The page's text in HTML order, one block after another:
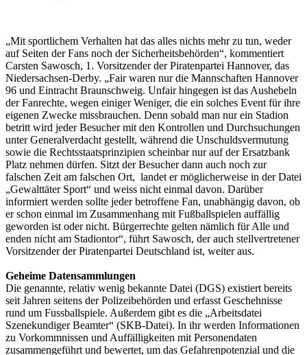
„Mit sportlichem Verhalten hat das alles nichts mehr zu tun, weder
auf Seiten der Fans noch der Sicherheitsbehörden“, kommentiert
Carsten Sawosch, 1. Vorsitzender der Piratenpartei Hannover, das
Niedersachsen-Derby. „Fair waren nur die Mannschaften Hannover
96 und Eintracht Braunschweig. Unfair hingegen ist das Aushebeln
der Fanrechte, wegen einiger Weniger, die ein solches Event für ihre
eigenen Zwecke missbrauchen. Denn sobald man nur ein Stadion
betritt wird jeder Besucher mit den Kontrollen und Durchsuchungen
unter Generalverdacht gestellt, während die Unschuldsvermutung
sowie die Rechtsstaatsprinzipien scheinbar nur auf der Ersatzbank
Platz nehmen dürfen. Sitzt der Besucher dann auch noch zur
falschen Zeit am falschen Ort, landet er möglicherweise in der Datei
„Gewalttäter Sport“ und weiss nicht einmal davon. Darüber
informiert werden sollte jeder betroffene Fan, unabhängig davon, ob
er schon einmal im Zusammenhang mit Fußballspielen auffällig
geworden ist oder nicht. Bürgerrechte gelten nämlich für Alle und
enden nicht am Stadiontor“, führt Sawosch, der auch stellvertretener
Vorsitzender der Piratenpartei Deutschland ist, weiter aus.
Geheime Datensammlungen
Die genannte, relativ wenig bekannte Datei (DGS) existiert bereits
seit Jahren seitens der Polizeibehörden und erfasst Geschehnisse
rund um Fussballspiele. Außerdem gibt es die „Arbeitsdatei
Szenekundiger Beamter“ (SKB-Datei). In ihr werden Informationen
zu Vorkommnissen und Auffälligkeiten mit Personendaten
zusammengeführt und bewertet, um das Gefahrenpotenzial und die